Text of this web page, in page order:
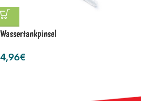
Wassertankpinsel
4,96€